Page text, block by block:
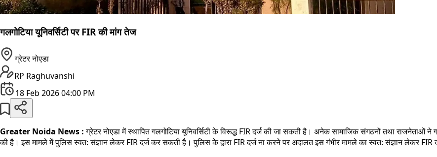
गलगोटिया यूनिवर्सिटी पर FIR की मांग तेज
ग्रेटर नोएडा
RP Raghuvanshi
18 Feb 2026 04:00 PM
Greater Noida News :ग्रेटर नोएडा में स्थापित गलगोटिया यूनिवर्सिटी के विरूद्ध FIR दर्ज की जा सकती है। अनेक सामाजिक संगठनों तथा राजनेताओं ने
की है। इस मामले में पुलिस स्वत: संज्ञान लेकर FIR दर्ज कर सकती है। पुलिस के द्वारा FIR दर्ज ना करने पर अदालत इस गंभीर मामले का स्वत: संज्ञान लेकर FIR